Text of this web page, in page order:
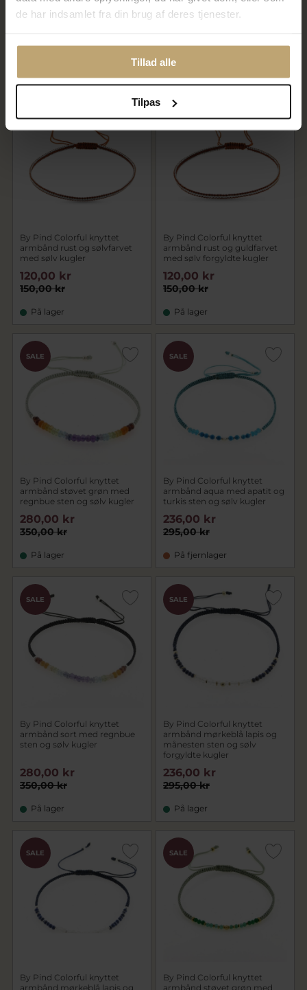
de har indsamlet fra din brug af deres tjenester.
Tillad alle
Tilpas
peridot sten og sølv forgyldte
kugler
375,00 kr
peridot sten og sølv kugler
375,00 kr
På lager
By Pind Colorful knyttet
armbånd rust og sølvfarvet
med sølv kugler
150,00 kr
120,00 kr
På lager
By Pind Colorful knyttet
armbånd rust og guldfarvet
med sølv forgyldte kugler
150,00 kr
120,00 kr
På lager
SALE
By Pind Colorful knyttet
armbånd støvet grøn med
regnbue sten og sølv kugler
350,00 kr
280,00 kr
På lager
SALE
By Pind Colorful knyttet
armbånd aqua med apatit og
turkis sten og sølv kugler
295,00 kr
236,00 kr
På fjernlager
SALE
By Pind Colorful knyttet
armbånd sort med regnbue
sten og sølv kugler
350,00 kr
280,00 kr
På lager
SALE
By Pind Colorful knyttet
armbånd mørkeblå lapis og
månesten sten og sølv
forgyldte kugler
295,00 kr
236,00 kr
På lager
SALE
By Pind Colorful knyttet
armbånd mørkeblå lapis og
SALE
By Pind Colorful knyttet
armbånd støvet grøn med